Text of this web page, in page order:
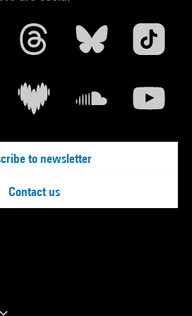
et animées.
conte de fée : une princesse
prince charmant vienne la libérer.
un champ de pommes de terre et
de Kevin D. A. Kurytnik et
to newsletter
Contact us